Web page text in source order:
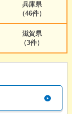
兵庫県
（46件）
滋賀県
（3件）